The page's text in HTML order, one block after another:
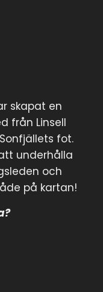
skapat en
från Linsell
fot.
underhålla
och
på kartan!